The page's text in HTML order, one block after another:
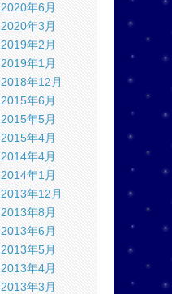
2020年6月
2020年3月
2019年2月
2019年1月
2018年12月
2015年6月
2015年5月
2015年4月
2014年4月
2014年1月
2013年12月
2013年8月
2013年6月
2013年5月
2013年4月
2013年3月